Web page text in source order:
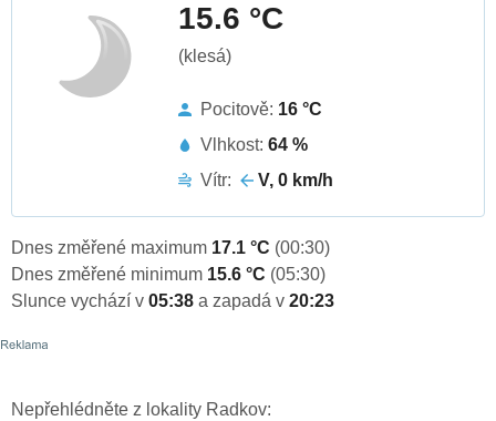
15.6 °C
(klesá)
Pocitově: 16 °C
Vlhkost: 64 %
Vítr:
V, 0 km/h
Dnes změřené maximum 17.1 °C (00:30)
Dnes změřené minimum 15.6 °C (05:30)
Slunce vychází v 05:38 a zapadá v 20:23
Nepřehlédněte z lokality Radkov: